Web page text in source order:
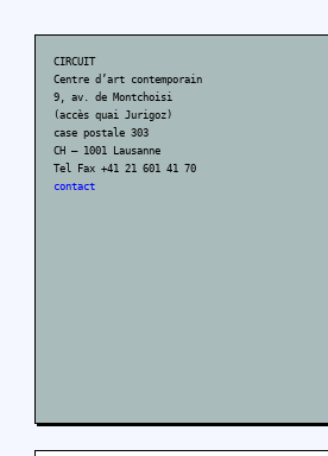
CIRCUIT
Centre d’art contemporain
9, av. de Montchoisi
(accès quai Jurigoz)
case postale 303
CH – 1001 Lausanne
Tel Fax +41 21 601 41 70
contact